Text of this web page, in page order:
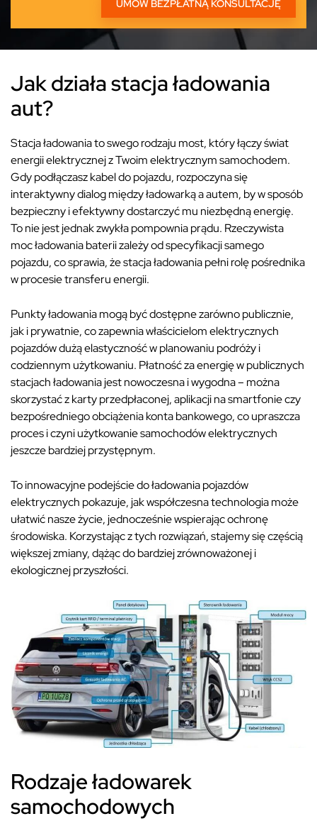
Jak działa stacja ładowania
aut?
Stacja ładowania to swego rodzaju most, który łączy świat
energii elektrycznej z Twoim elektrycznym samochodem.
Gdy podłączasz kabel do pojazdu, rozpoczyna się
interaktywny dialog między ładowarką a autem, by w sposób
bezpieczny i efektywny dostarczyć mu niezbędną energię.
To nie jest jednak zwykła pompownia prądu. Rzeczywista
moc ładowania baterii zależy od specyfikacji samego
pojazdu, co sprawia, że stacja ładowania pełni rolę pośrednika
w procesie transferu energii.
Punkty ładowania mogą być dostępne zarówno publicznie,
jak i prywatnie, co zapewnia właścicielom elektrycznych
pojazdów dużą elastyczność w planowaniu podróży i
codziennym użytkowaniu. Płatność za energię w publicznych
stacjach ładowania jest nowoczesna i wygodna – można
skorzystać z karty przedpłaconej, aplikacji na smartfonie czy
bezpośredniego obciążenia konta bankowego, co upraszcza
proces i czyni użytkowanie samochodów elektrycznych
jeszcze bardziej przystępnym.
To innowacyjne podejście do ładowania pojazdów
elektrycznych pokazuje, jak współczesna technologia może
ułatwić nasze życie, jednocześnie wspierając ochronę
środowiska. Korzystając z tych rozwiązań, stajemy się częścią
większej zmiany, dążąc do bardziej zrównoważonej i
ekologicznej przyszłości.
Rodzaje ładowarek
samochodowych